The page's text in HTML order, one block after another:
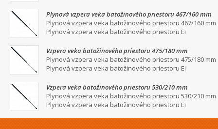
Plynová vzpera veka batožinového priestoru 467/160 mm
Plynová vzpera veka batožinového priestoru 467/160 mm
Plynová vzpera veka batožinového priestoru Ei
Vzpera veka batožinového priestoru 475/180 mm
Plynová vzpera veka batožinového priestoru 475/180 mm
Plynová vzpera veka batožinového priestoru Ei
Vzpera veka batožinového priestoru 530/210 mm
Plynová vzpera veka batožinového priestoru 530/210 mm
Plynová vzpera veka batožinového priestoru Ei